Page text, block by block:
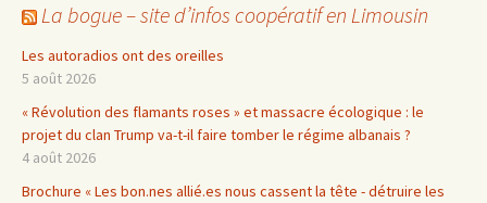
La bogue – site d’infos coopératif en Limousin
Les autoradios ont des oreilles
5 août 2026
« Révolution des flamants roses » et massacre écologique : le
projet du clan Trump va-t-il faire tomber le régime albanais ?
4 août 2026
Brochure « Les bon.nes allié.es nous cassent la tête - détruire les